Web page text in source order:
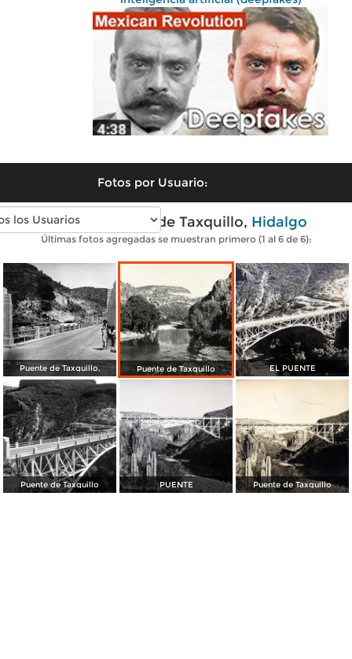
Fotos por Usuario:
Fotos antiguas de Taxquillo, Hidalgo
Últimas fotos agregadas se muestran primero (1 al 6 de 6):
Puente de Taxquillo. Puente de Taxquillo EL PUENTE
Puente de Taxquillo PUENTE Puente de Taxquillo